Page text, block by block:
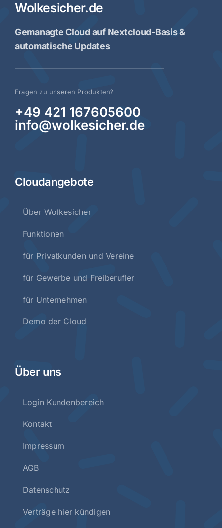
Wolkesicher.de
Gemanagte Cloud auf Nextcloud-Basis &
automatische Updates
Fragen zu unseren Produkten?
+49 421 167605600
info@wolkesicher.de
Cloudangebote
Über Wolkesicher
Funktionen
für Privatkunden und Vereine
für Gewerbe und Freiberufler
für Unternehmen
Demo der Cloud
Über uns
Login Kundenbereich
Kontakt
Impressum
AGB
Datenschutz
Verträge hier kündigen